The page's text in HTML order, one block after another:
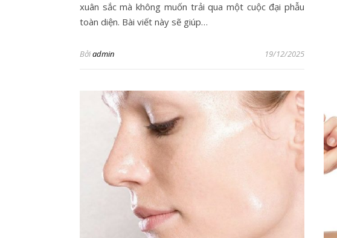
xuân sắc mà không muốn trải qua một cuộc đại phẫu
toàn diện. Bài viết này sẽ giúp…
Bởiadmin 19/12/2025